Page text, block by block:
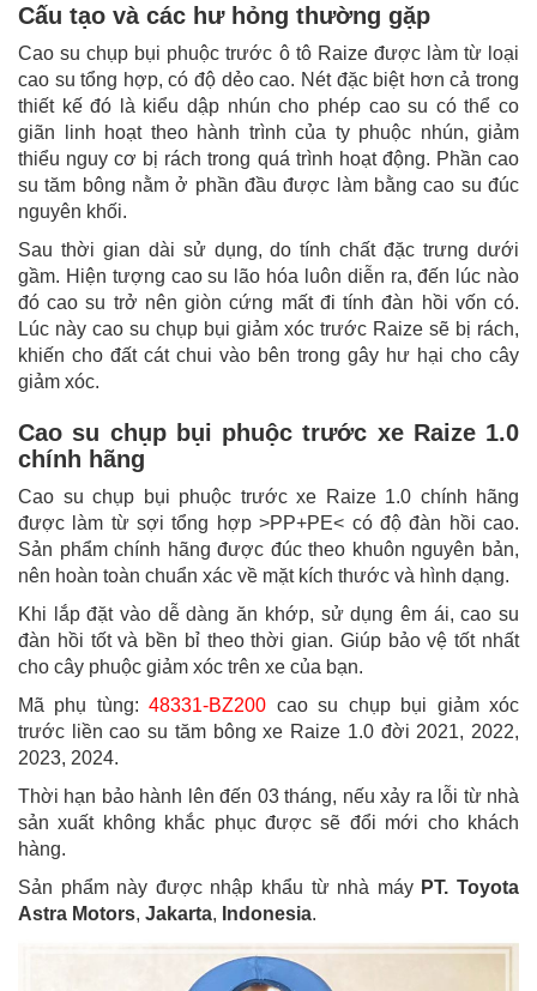
Cấu tạo và các hư hỏng thường gặp
Cao su chụp bụi phuộc trước ô tô Raize được làm từ loại
cao su tổng hợp, có độ dẻo cao. Nét đặc biệt hơn cả trong
thiết kế đó là kiểu dập nhún cho phép cao su có thể co
giãn linh hoạt theo hành trình của ty phuộc nhún, giảm
thiểu nguy cơ bị rách trong quá trình hoạt động. Phần cao
su tăm bông nằm ở phần đầu được làm bằng cao su đúc
nguyên khối.
Sau thời gian dài sử dụng, do tính chất đặc trưng dưới
gầm. Hiện tượng cao su lão hóa luôn diễn ra, đến lúc nào
đó cao su trở nên giòn cứng mất đi tính đàn hồi vốn có.
Lúc này cao su chụp bụi giảm xóc trước Raize sẽ bị rách,
khiến cho đất cát chui vào bên trong gây hư hại cho cây
giảm xóc.
Cao su chụp bụi phuộc trước xe Raize 1.0
chính hãng
Cao su chụp bụi phuộc trước xe Raize 1.0 chính hãng
được làm từ sợi tổng hợp >PP+PE< có độ đàn hồi cao.
Sản phẩm chính hãng được đúc theo khuôn nguyên bản,
nên hoàn toàn chuẩn xác về mặt kích thước và hình dạng.
Khi lắp đặt vào dễ dàng ăn khớp, sử dụng êm ái, cao su
đàn hồi tốt và bền bỉ theo thời gian. Giúp bảo vệ tốt nhất
cho cây phuộc giảm xóc trên xe của bạn.
Mã phụ tùng:48331-BZ200 cao su chụp bụi giảm xóc
trước liền cao su tăm bông xe Raize 1.0 đời 2021, 2022,
2023, 2024.
Thời hạn bảo hành lên đến 03 tháng, nếu xảy ra lỗi từ nhà
sản xuất không khắc phục được sẽ đổi mới cho khách
hàng.
Sản phẩm này được nhập khẩu từ nhà máy PT. Toyota
Astra Motors, Jakarta, Indonesia.